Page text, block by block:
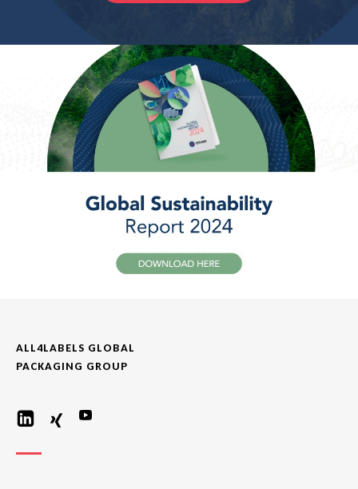
ALL4LABELS GLOBAL
PACKAGING GROUP